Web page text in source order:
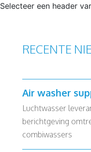
Selecteer een header
RECENTE
Air washer
Luchtwasser
berichtgeving
combiwassers